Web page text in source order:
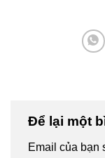
Để lại một
Email của bạn